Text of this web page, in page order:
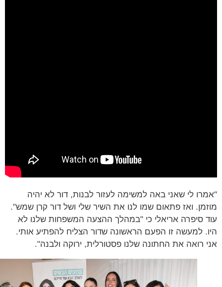
לי שאני באה למשימה לעזור לבנות, דור לא יהיה
ואז פתאום שמו לנו את השיר שלי ושל דור קרן שמש".
סיפרה אריאלי כי "במהלך ההצעה המשפחות שלנו לא
למעשה זו הפעם הראשונה שדור הצליח להפתיע אותי.
רואה את החתונה שלנו פסטורלית, ירוקה ולבנה".